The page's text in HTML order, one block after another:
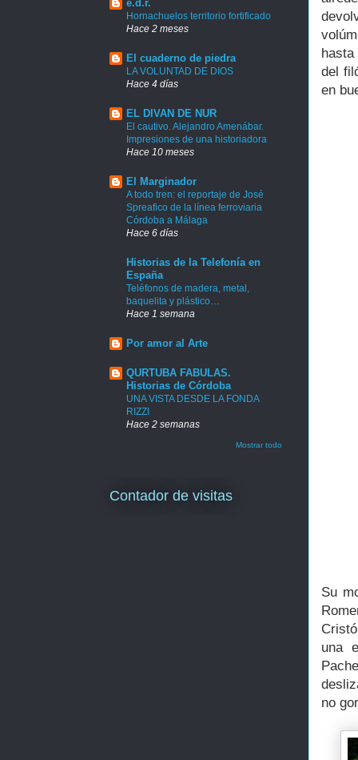
del
en
Su
una
no
e.d.r.
Hornachuelos territorio fortificado
Hace 2 meses
El cuaderno de piedra
LA VOLUNTAD DE DIOS
Hace 4 días
EL DIVAN DE NUR
El cautivo. Alejandro Amenábar.
Impresiones de una historiadora
Hace 10 meses
El Marginador
A todo tren: el reportaje de José
Spreafico de la línea ferroviaria
Córdoba a Málaga
Hace 6 días
Historias de la Telefonía en
España
Teléfonos de madera, metal,
baquelita y plástico…
Hace 1 semana
Por amor al Arte
QURTUBA FABULAS.
Historias de Córdoba
UNA VISTA DESDE LA FONDA
RIZZI
Hace 2 semanas
Mostrar todo
Contador de visitas